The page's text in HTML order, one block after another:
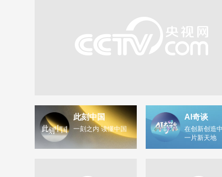
此刻中国
一刻之内 读懂中国
AI奇谈
在创新创造
一片新天地